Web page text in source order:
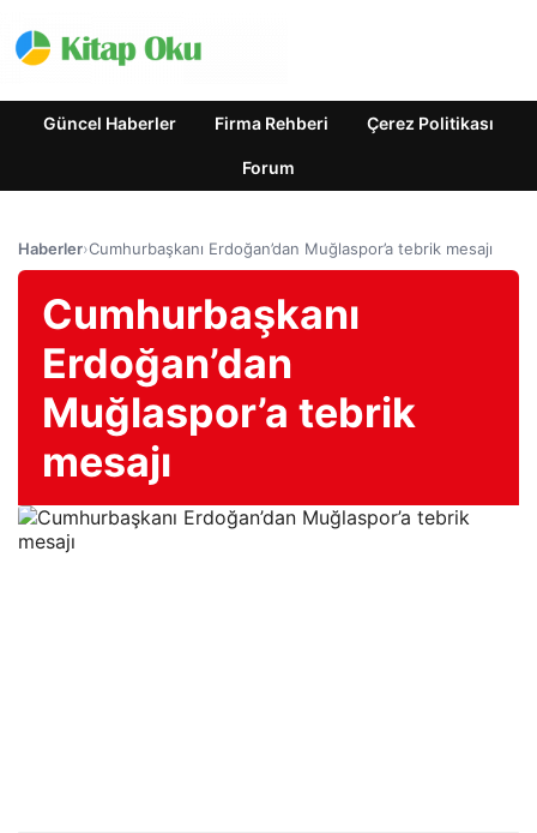
Güncel Haberler Firma Rehberi Çerez Politikası
Forum
Haberler›Cumhurbaşkanı Erdoğan’dan Muğlaspor’a tebrik mesajı
Cumhurbaşkanı
Erdoğan’dan
Muğlaspor’a tebrik
mesajı